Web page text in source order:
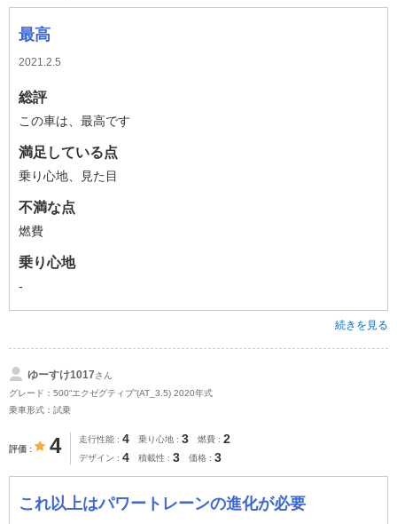
最高
2021.2.5
総評
この車は、最高です
満足している点
乗り心地、見た目
不満な点
燃費
乗り心地
-
続きを見る
ゆーすけ1017さん
グレード：500“エクゼグティブ”(AT_3.5) 2020年式
乗車形式：試乗
評価 4 走行性能 4 乗り心地 3 燃費 2
デザイン 4 積載性 3 価格 3
これ以上はパワートレーンの進化が必要